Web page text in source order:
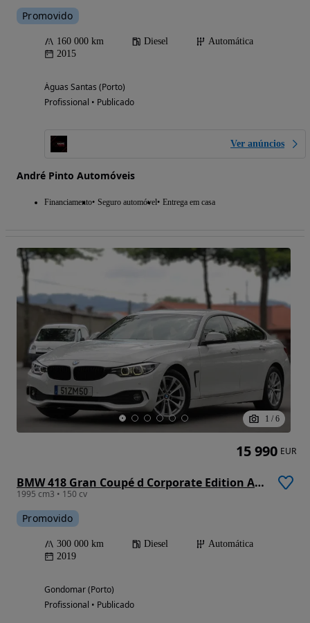
Promovido
160 000 km Diesel
Automática
2015
Águas Santas (Porto)
Profissional • Publicado
Ver anúncios
André Pinto Automóveis
Financiamento Seguro automóvel Entrega em casa
1 / 6
BMW 418 Gran Coupé d Corporate Edition Auto
1995 cm3 • 150 cv
Promovido
300 000 km Diesel
Automática
2019
Gondomar (Porto)
Profissional • Publicado
15 990 EUR